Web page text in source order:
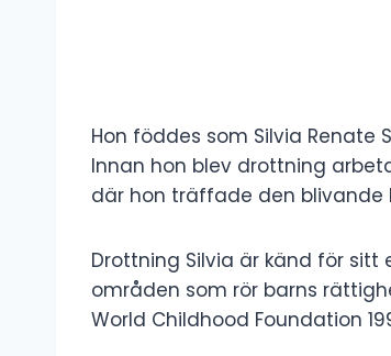
Hon föddes som Silvia Renate
Innan hon blev drottning
där hon träffade den blivande
Drottning Silvia är känd för
områden som rör barns
World Childhood Foundation